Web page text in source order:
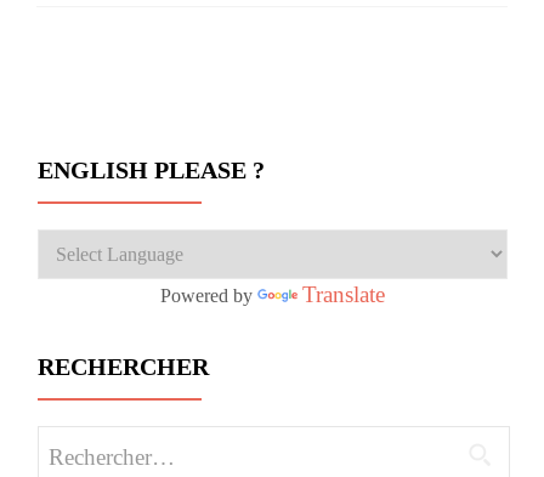
ENGLISH PLEASE ?
Powered by Translate
RECHERCHER